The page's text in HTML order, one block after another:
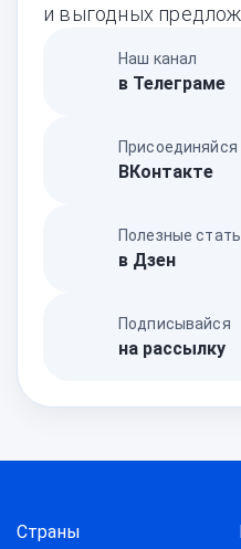
и выгодных
Наш канал
в Телеграме
Присоединяйся
ВКонтакте
Полезные
в Дзен
Подписывайся
на рассылку
Страны